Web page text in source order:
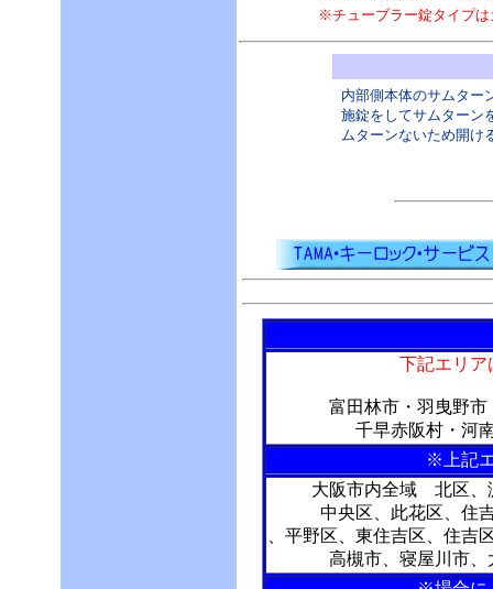
※チューブラー錠タイプ
内部側本体のサムター
施錠をしてサムターン
ムターンないため開け
下記エリア
富田林市・羽曳野市
千早赤阪村・河
※上記
大阪市内全域 北区、
中央区、此花区、住
、平野区、東住吉区、住
高槻市、寝屋川市